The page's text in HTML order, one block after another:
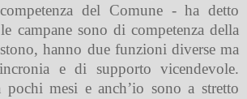
del Comune - ha detto
campane sono di competenza della
hanno due funzioni diverse ma
e di supporto vicendevole.
pochi mesi e anch’io sono a stretto